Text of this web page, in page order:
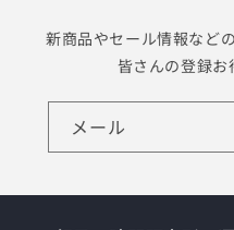
新商品やセール情報など
皆さんの登録お
メール